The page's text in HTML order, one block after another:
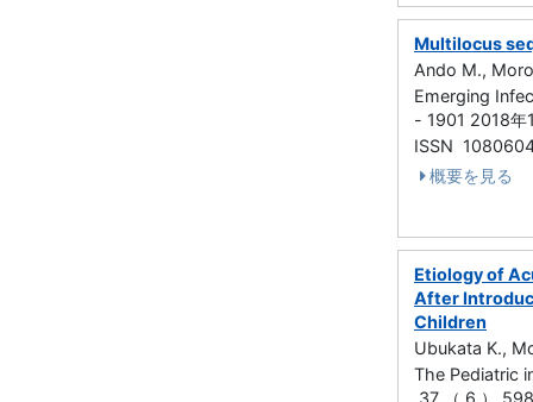
Multilocus
Ando M.,
Emerging
- 1901 2018年
ISSN
概要を見る
Etiology of
After
Children
Ubukata K.,
The Pediatric